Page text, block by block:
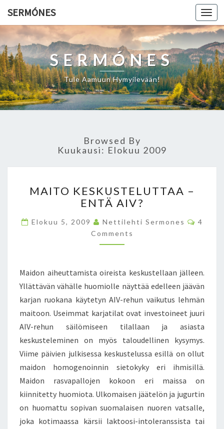
SERMÓNES
SERMÓNES
Tule Aamuun Hymyilevään!
Browsed By
Kuukausi: Elokuu 2009
A
O
K
E
K
S
T
E
T
T
A
A
N
T
MAITO KESKUSTELUTTAA –
ENTÄ AIV?
Elokuu 5, 2009 Nettilehti Sermones
C
O
S
4
Comments
Maidon aiheuttamista oireista keskustellaan jälleen.
Yllättävän vähälle huomiolle näyttää edelleen jäävän
karjan ruokana käytetyn AIV-rehun vaikutus lehmän
maitoon. Useimmat karjatilat ovat investoineet juuri
AIV-rehun säilömiseen tilallaan ja asiasta
keskusteleminen on myös taloudellinen kysymys.
Viime päivien julkisessa keskustelussa esillä on ollut
maidon homogenoinnin sietokyky eri ihmisillä.
Maidon rasvapallojen kokoon eri maissa on
kiinnitetty huomiota. Ulkomaisen jäätelön ja jugurtin
on huomattu sopivan suomalaisen nuoren vatsalle,
joka kotimaassa kärsii laktoosi-intoleranssista tai